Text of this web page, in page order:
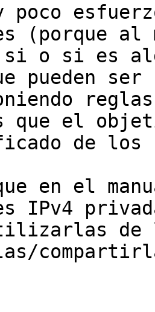
poco
(porque al
si o si es
pueden
que el
de los
en el
IPv4
de